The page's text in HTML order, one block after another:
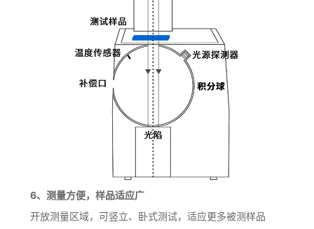
6、测量方便，样品适应广
开放测量区域，可竖立、卧式测试，适应更多被测样品